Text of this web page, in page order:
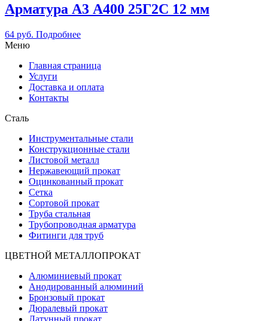
Арматура А3 А400 25Г2С 12 мм
64 руб. Подробнее
Меню
Главная страница
Услуги
Доставка и оплата
Контакты
Сталь
Инструментальные стали
Конструкционные стали
Листовой металл
Нержавеющий прокат
Оцинкованный прокат
Сетка
Сортовой прокат
Труба стальная
Трубопроводная арматура
Фитинги для труб
ЦВЕТНОЙ МЕТАЛЛОПРОКАТ
Алюминиевый прокат
Анодированный алюминий
Бронзовый прокат
Дюралевый прокат
Латунный прокат